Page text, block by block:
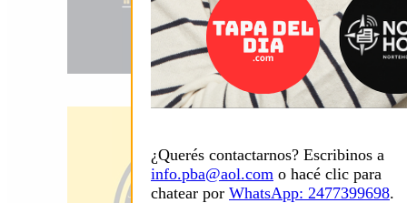
¿Querés contactarnos? Escribinos a
info.pba@aol.com o hacé clic para
chatear por WhatsApp: 2477399698.